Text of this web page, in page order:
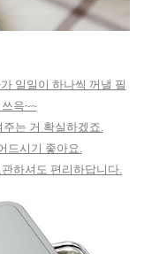
일일이 하나씩 꺼낼 필
윽~~
는 거 확실하겠죠.
드시기 좋아요.
하셔도 편리하답니다.